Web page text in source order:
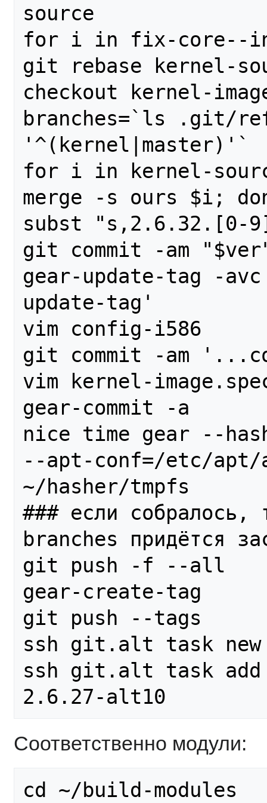
source
for i in fix-core--
git rebase kernel-
checkout kernel-
branches=`ls .git/
'^(kernel|master)'`
for i in kernel-
merge -s ours $i;
subst "s,2.6.32.[0-
git commit -am
gear-update-tag -
update-tag'
vim config-i586
git commit -am
vim kernel-
gear-commit -a
nice time gear --
--apt-conf=/etc/apt/
~/hasher/tmpfs
### если
branches придётся
git push -f --all
gear-create-tag
git push --tags
ssh git.alt task new
ssh git.alt task add
Соответственно модули:
cd ~/build-modules